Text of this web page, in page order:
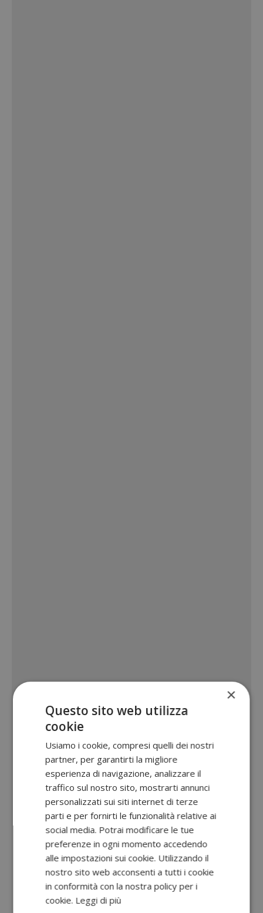
×
Questo sito web utilizza
cookie
Usiamo i cookie, compresi quelli dei nostri
partner, per garantirti la migliore
esperienza di navigazione, analizzare il
traffico sul nostro sito, mostrarti annunci
personalizzati sui siti internet di terze
parti e per fornirti le funzionalità relative ai
social media. Potrai modificare le tue
preferenze in ogni momento accedendo
alle impostazioni sui cookie. Utilizzando il
nostro sito web acconsenti a tutti i cookie
in conformità con la nostra policy per i
cookie. Leggi di più